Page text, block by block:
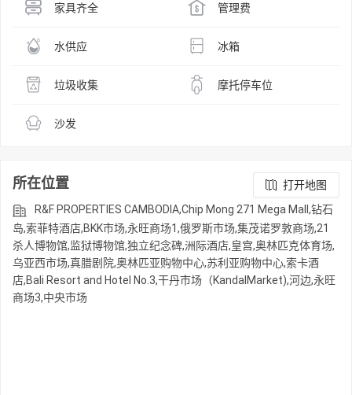
家具齐全 管理费
水供应 冰箱
垃圾收集 摩托停车位
沙发
所在位置
打开地图
R&F PROPERTIES CAMBODIA,Chip Mong 271 Mega Mall,钻石
岛,索菲特酒店,BKK市场,永旺商场1,俄罗斯市场,集茂诺罗敦商场,21
杀人博物馆,监狱博物馆,独立纪念碑,洲际酒店,皇宫,奥林匹克体育场,
乌亚西市场,真腊剧院,奥林匹亚购物中心,苏利亚购物中心,索卡酒
店,Bali Resort and Hotel No.3,干丹市场（KandalMarket),河边,永旺
商场3,中央市场